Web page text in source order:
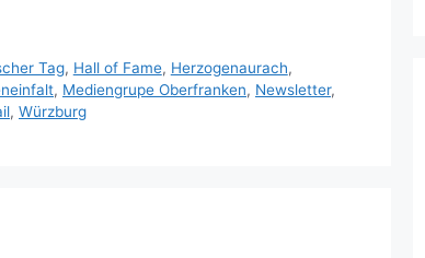
Tag, Hall of Fame, Herzogenaurach,
, Mediengrupe Oberfranken, Newsletter,
, Würzburg